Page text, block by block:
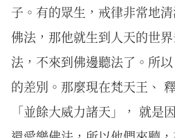
子。有的眾生，戒律非常地
佛法，那他就生到人天的世
法，不來到佛邊聽法了。所
的差別。那麼現在梵天王、
「並餘大威力諸天」， 就是